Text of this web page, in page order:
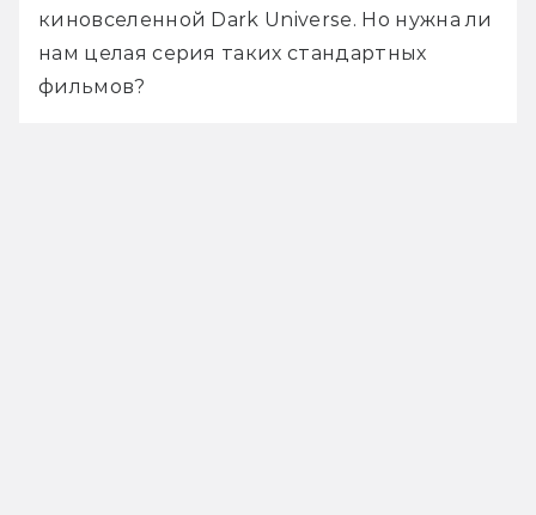
киновселенной Dark Universe. Но нужна ли
нам целая серия таких стандартных
фильмов?